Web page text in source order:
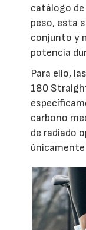
catálogo de
peso, esta
conjunto y
potencia
Para ello,
180
carbono
de radiado